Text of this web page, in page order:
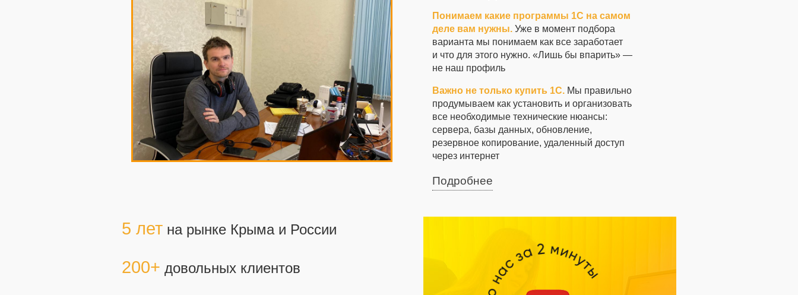
Понимаем какие программы 1С на самом
деле вам нужны. Уже в момент подбора
варианта мы понимаем как все заработает
и что для этого нужно. «Лишь бы впарить» —
не наш профиль
Важно не только купить 1С. Мы правильно
продумываем как установить и организовать
все необходимые технические нюансы:
сервера, базы данных, обновление,
резервное копирование, удаленный доступ
через интернет
Подробнее
5 лет на рынке Крыма и России
200+ довольных клиентов